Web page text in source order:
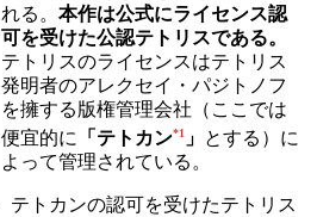
れる。 本作は公式にライセンス認
可を受けた公認テトリスである。
テトリスのライセンスはテトリス
発明者のアレクセイ・パジトノフ
を擁する版権管理会社（ここでは
便宜的に
「テトカン*1 」 とする）に
よって管理されている。
テトカンの認可を受けたテトリス